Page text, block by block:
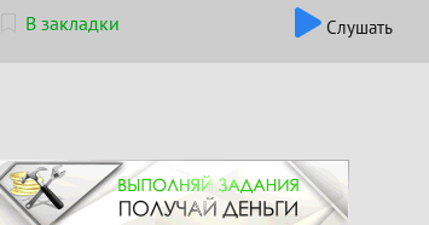
В закладки Слушать